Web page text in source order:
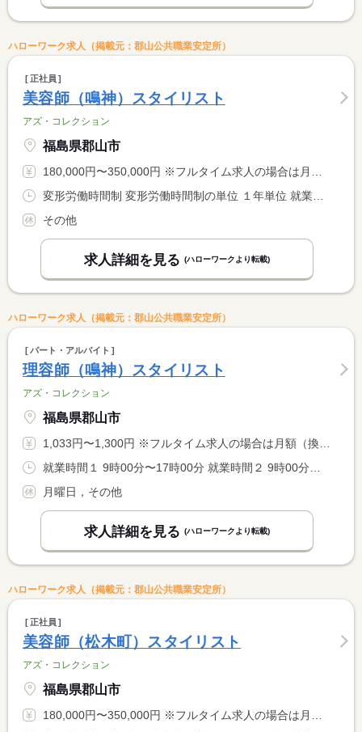
ハローワーク求人（掲載元：郡山公共職業安定所）
正社員
美容師（鳴神）スタイリスト
アズ・コレクション
福島県郡山市
180,000円〜350,000円 ※フルタイム求人の場合は月額（換算額）、パート求人の場合は時間額を表示しています。
変形労働時間制 変形労働時間制の単位 １年単位 就業時間１ 9時00分〜19時00分 就業時間２ 9時30分〜19時30分 就業時間に関する特記事項 月平均労働時間１７２．９ｈ
その他
求人詳細を見る (ハローワークより転載)
ハローワーク求人（掲載元：郡山公共職業安定所）
パート・アルバイト
理容師（鳴神）スタイリスト
アズ・コレクション
福島県郡山市
1,033円〜1,300円 ※フルタイム求人の場合は月額（換算額）、パート求人の場合は時間額を表示しています。
就業時間１ 9時00分〜17時00分 就業時間２ 9時00分〜15時00分 又は 9時00分〜17時00分の時間の間の4時間以上 就業時間に関する特記事項 時間相談可能
月曜日，その他
求人詳細を見る (ハローワークより転載)
ハローワーク求人（掲載元：郡山公共職業安定所）
正社員
美容師（松木町）スタイリスト
アズ・コレクション
福島県郡山市
180,000円〜350,000円 ※フルタイム求人の場合は月額（換算額）、パート求人の場合は時間額を表示しています。